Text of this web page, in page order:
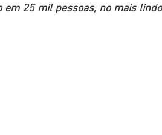
em 25 mil pessoas, no mais